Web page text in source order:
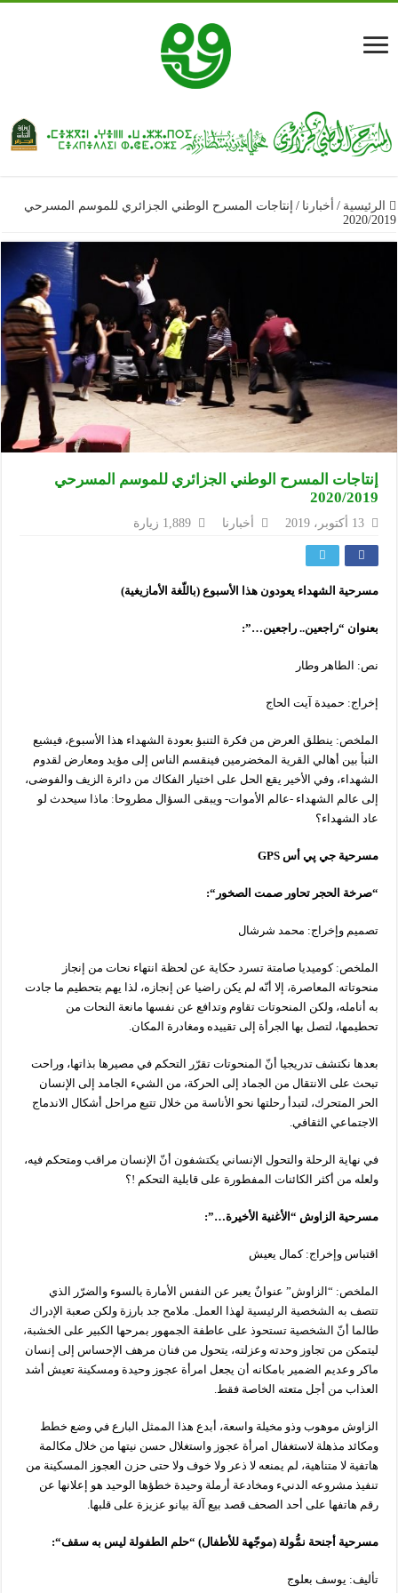
الرئيسية / أخبارنا / إنتاجات المسرح الوطني الجزائري للموسم المسرحي
2020/2019
إنتاجات المسرح الوطني الجزائري للموسم المسرحي
2020/2019
13 أكتوبر، 2019 أخبارنا 1,889 زيارة
مسرحية الشهداء يعودون هذا الأسبوع (باللّغة الأمازيغية)
بعنوان “راجعين..راجعين…”:
نص: الطاهر وطار
إخراج: حميدة آيت الحاج
الملخص: ينطلق العرض من فكرة التنبؤ بعودة الشهداء هذا الأسبوع، فيشيع
النبأ بين أهالي القرية المخضرمين فينقسم الناس إلى مؤيد ومعارض لقدوم
الشهداء، وفي الأخير يقع الحل على اختيار الفكاك من دائرة الزيف والفوضى،
إلى عالم الشهداء -عالم الأموات- ويبقى السؤال مطروحا: ماذا سيحدث لو
عاد الشهداء؟
مسرحية جي پي أس GPS
“صرخة الحجر تحاور صمت الصخور “:
تصميم وإخراج: محمد شرشال
الملخص: كوميديا صامتة تسرد حكاية عن لحظة انتهاء نحات من إنجاز
منحوتاته المعاصرة، إلا أنّه لم يكن راضيا عن إنجازه، لذا يهم بتحطيم ما جادت
به أنامله، ولكن المنحوتات تقاوم وتدافع عن نفسها مانعة النحات من
تحطيمها، لتصل بها الجرأة إلى تقييده ومغادرة المكان.
بعدها نكتشف تدريجيا أنّ المنحوتات تقرّر التحكم في مصيرها بذاتها، وراحت
تبحث على الانتقال من الجماد إلى الحركة، من الشيء الجامد إلى الإنسان
الحر المتحرك، لتبدأ رحلتها نحو الأناسة من خلال تتبع مراحل أشكال الاندماج
الاجتماعي الثقافي.
في نهاية الرحلة والتحول الإنساني يكتشفون أنّ الإنسان مراقب ومتحكم فيه،
ولعله من أكثر الكائنات المفطورة على قابلية التحكم !؟
مسرحية الزاوش “ الأغنية الأخيرة…”:
اقتباس وإخراج: كمال يعيش
الملخص: “الزاوش” عنوانٌ يعبر عن النفس الأمارة بالسوء والضرّر الذي
تتصف به الشخصية الرئيسية لهذا العمل. ملامح جد بارزة ولكن صعبة الإدراك
طالما أنّ الشخصية تستحوذ على عاطفة الجمهور بمرحها الكبير على الخشبة،
ليتمكن من تجاوز وحدته وعزلته، يتحول من فنان مرهف الإحساس إلى إنسان
ماكر وعديم الضمير بامكانه أن يجعل امرأة عجوز وحيدة ومسكينة تعيش أشد
العذاب من أجل متعته الخاصة فقط.
الزاوش موهوب وذو مخيلة واسعة، أبدع هذا الممثل البارع في وضع خطط
ومكائد مذهلة لاستغفال امرأة عجوز واستغلال حسن نيتها من خلال مكالمة
هاتفية لا متناهية، لم يمنعه لا ذعر ولا خوف ولا حتى حزن العجوز المسكينة من
تنفيذ مشروعه الدنيء ومخادعة أرملة وحيدة خطؤها الوحيد هو إعلانها عن
رقم هاتفها على أحد الصحف قصد بيع آلة بيانو عزيزة على قلبها.
مسرحية أجنحة نمُّولة (موجّهة للأطفال) “حلم الطفولة ليس به سقف“:
تأليف: يوسف بعلوج